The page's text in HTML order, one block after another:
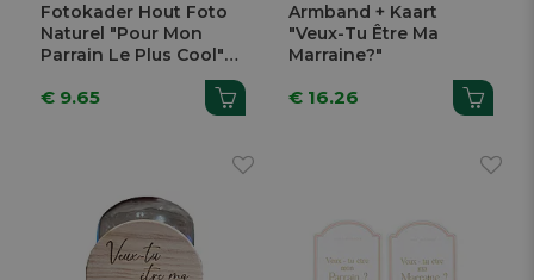
Fotokader Hout Foto
Naturel "Pour Mon
Parrain Le Plus Cool"
€ 9.65
Armband + Kaart
"Veux-Tu Être Ma
Marraine?"
€ 16.26